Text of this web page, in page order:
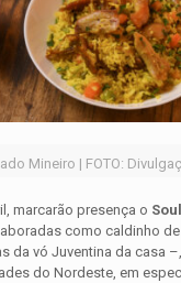
Mineiro | FOTO:
marcarão presença o
como caldinho
da vó Juventina da casa
do Nordeste, em